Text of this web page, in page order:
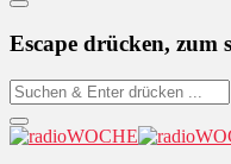
Escape drücken, zum